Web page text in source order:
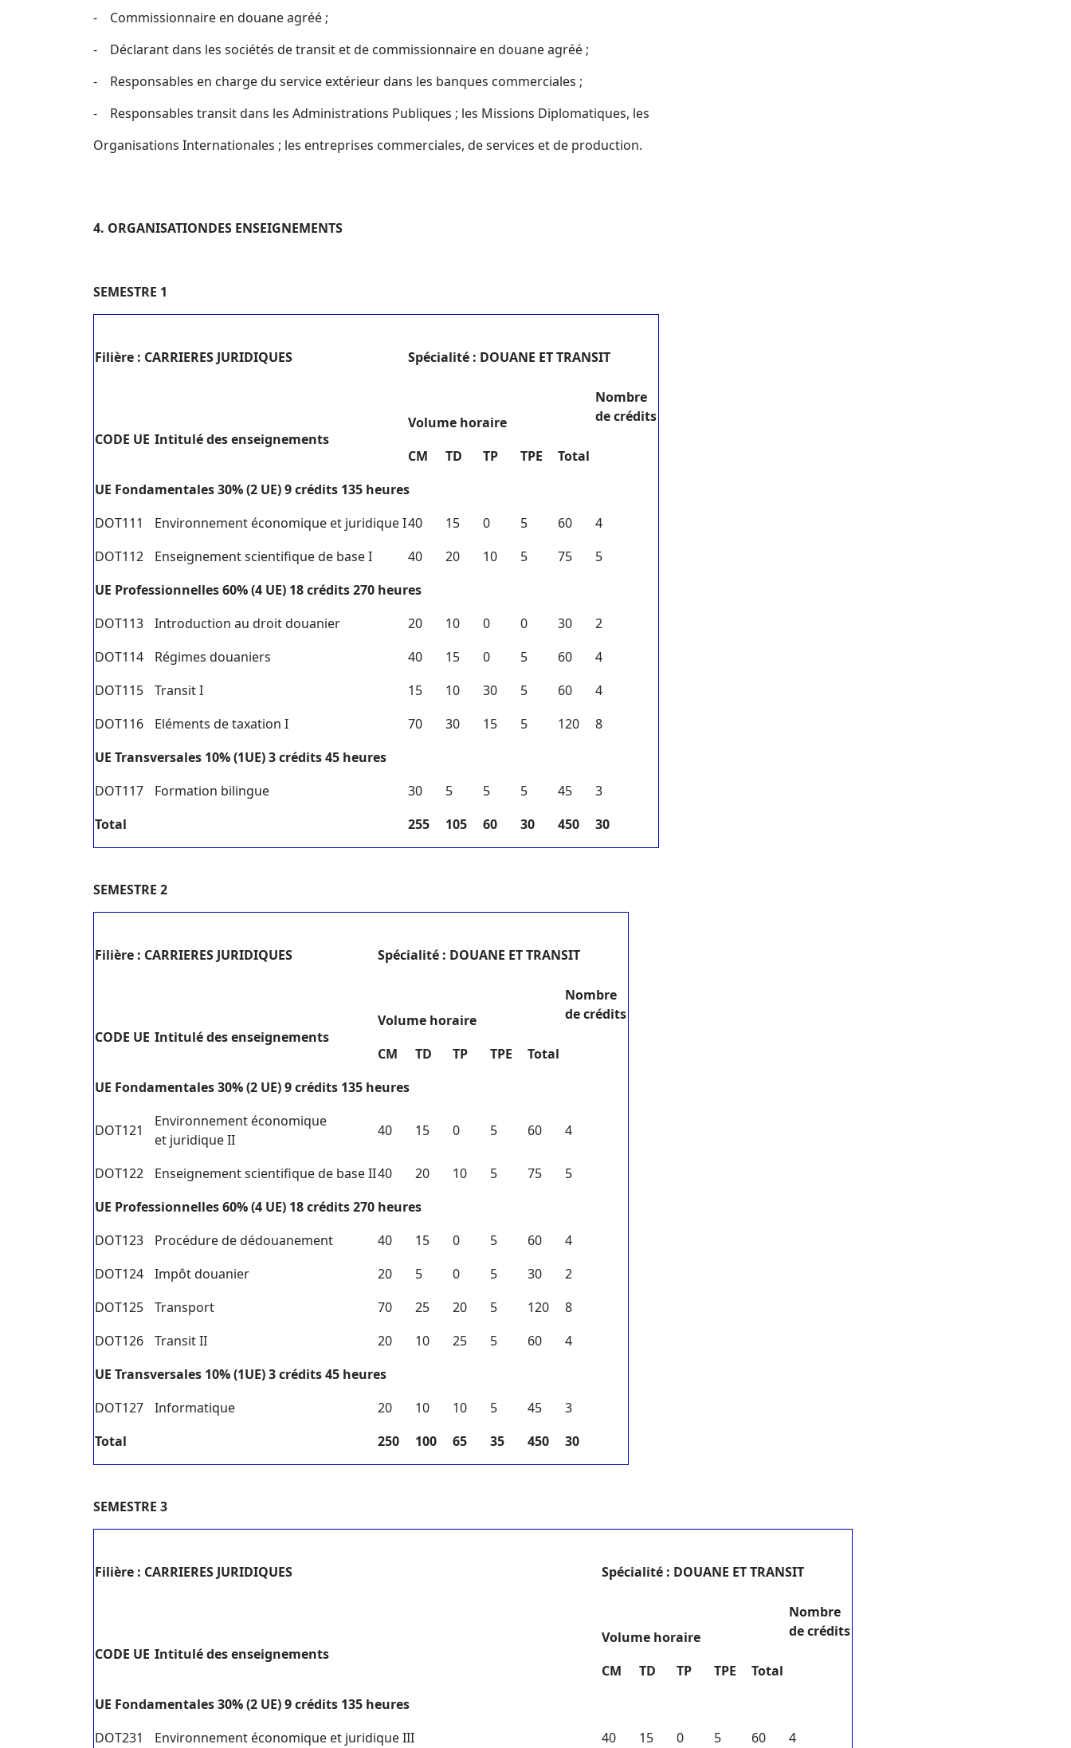
- Commissionnaire en douane agréé ;
- Déclarant dans les sociétés de transit et de commissionnaire en douane agréé ;
- Responsables en charge du service extérieur dans les banques commerciales ;
- Responsables transit dans les Administrations Publiques ; les Missions Diplomatiques, les
Organisations Internationales ; les entreprises commerciales, de services et de production.
4. ORGANISATIONDES ENSEIGNEMENTS
SEMESTRE 1
Filière : CARRIERES JURIDIQUES Spécialité : DOUANE ET TRANSIT
CODE UE Intitulé des enseignements
Volume horaire
Nombre
de crédits
CM TD TP TPE
Total
UE Fondamentales 30% (2 UE) 9 crédits 135 heures
DOT111
Environnement économique et juridique I40 15 0 5 60
4
DOT112
Enseignement scientifique de base I 40 20 10 5 75
5
UE Professionnelles 60% (4 UE) 18 crédits 270 heures
DOT113
Introduction au droit douanier 20 10 0 0 30
2
DOT114
Régimes douaniers 40 15 0 5 60
4
DOT115
Transit I 15 10 30 5 60
4
DOT116
Eléments de taxation I 70 30 15 5 120
8
UE Transversales 10% (1UE) 3 crédits 45 heures
DOT117
Formation bilingue 30 5 5 5 45
3
Total 255 105 60 30 450 30
SEMESTRE 2
Filière : CARRIERES JURIDIQUES Spécialité : DOUANE ET TRANSIT
CODE UE Intitulé des enseignements
Volume horaire
Nombre
de crédits
CM TD TP TPE
Total
UE Fondamentales 30% (2 UE) 9 crédits 135 heures
DOT121
Environnement économique
et juridique II
40 15 0 5 60 4
DOT122 Enseignement scientifique de base II40 20 10 5 75
5
UE Professionnelles 60% (4 UE) 18 crédits 270 heures
DOT123
Procédure de dédouanement 40 15 0 5 60
4
DOT124
Impôt douanier 20 5 0 5 30
2
DOT125
Transport 70 25 20 5 120
8
DOT126
Transit II 20 10 25 5 60
4
UE Transversales 10% (1UE) 3 crédits 45 heures
DOT127
Informatique 20 10 10 5 45
3
Total 250 100 65 35 450 30
SEMESTRE 3
Filière : CARRIERES JURIDIQUES Spécialité : DOUANE ET TRANSIT
CODE UE Intitulé des enseignements
Volume horaire
Nombre
de crédits
CM TD TP TPE
Total
UE Fondamentales 30% (2 UE) 9 crédits 135 heures
DOT231
Environnement économique et juridique III 40 15 0 5 60 4